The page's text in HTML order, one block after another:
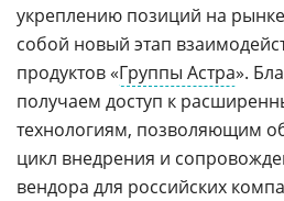
укреплению позиций на
собой новый этап
продуктов «Группы Астра».
получаем доступ к
технологиям, позволяющим
цикл внедрения и
вендора для российских